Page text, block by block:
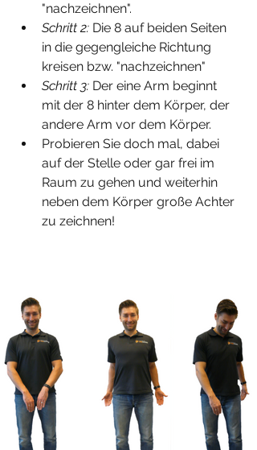
"nachzeichnen".
Schritt 2: Die 8 auf beiden Seiten
in die gegengleiche Richtung
kreisen bzw. "nachzeichnen"
Schritt 3: Der eine Arm beginnt
mit der 8 hinter dem Körper, der
andere Arm vor dem Körper.
Probieren Sie doch mal, dabei
auf der Stelle oder gar frei im
Raum zu gehen und weiterhin
neben dem Körper große Achter
zu zeichnen!